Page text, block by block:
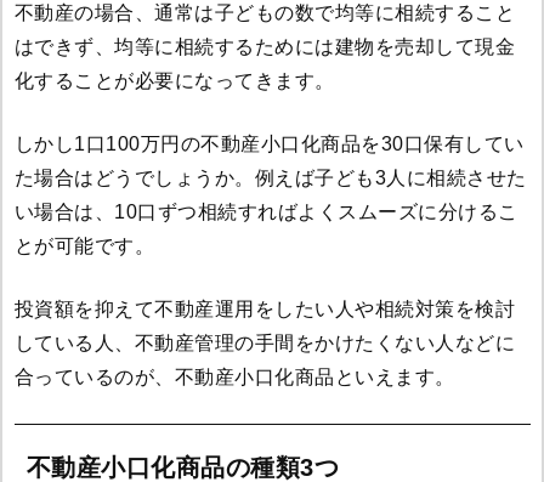
不動産の場合、通常は子どもの数で均等に相続すること
はできず、均等に相続するためには建物を売却して現金
化することが必要になってきます。
しかし1口100万円の不動産小口化商品を30口保有してい
た場合はどうでしょうか。例えば子ども3人に相続させた
い場合は、10口ずつ相続すればよくスムーズに分けるこ
とが可能です。
投資額を抑えて不動産運用をしたい人や相続対策を検討
している人、不動産管理の手間をかけたくない人などに
合っているのが、不動産小口化商品といえます。
不動産小口化商品の種類3つ